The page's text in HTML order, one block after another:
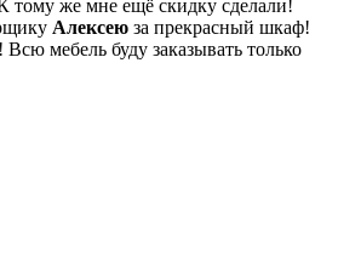
тому же мне ещё скидку сделали!
Алексею за прекрасный шкаф!
Всю мебель буду заказывать только